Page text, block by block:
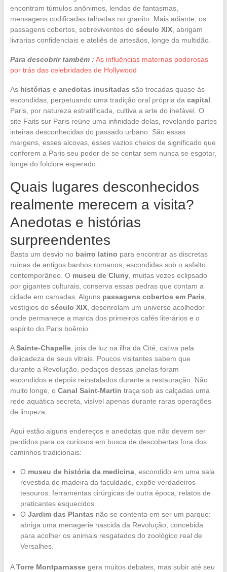
encontram túmulos anônimos, lendas de fantasmas,
mensagens codificadas talhadas no granito. Mais adiante, os
passagens cobertos, sobreviventes do século XIX, abrigam
livrarias confidenciais e ateliês de artesãos, longe da multidão.
Para descobrir também : As influências maternas poderosas
por trás das celebridades de Hollywood
As histórias e anedotas inusitadas são trocadas quase às
escondidas, perpetuando uma tradição oral própria da capital
Paris, por natureza estratificada, cultiva a arte do inefável. O
site Faits sur Paris reúne uma infinidade delas, revelando partes
inteiras desconhecidas do passado urbano. São essas
margens, esses alcovas, esses vazios cheios de significado que
conferem a Paris seu poder de se contar sem nunca se esgotar,
longe do folclore esperado.
Quais lugares desconhecidos
realmente merecem a visita?
Anedotas e histórias
surpreendentes
Basta um desvio no bairro latino para encontrar as discretas
ruínas de antigos banhos romanos, escondidas sob o asfalto
contemporâneo. O museu de Cluny, muitas vezes eclipsado
por gigantes culturais, conserva essas pedras que contam a
cidade em camadas. Alguns passagens cobertos em Paris
vestígios do século XIX, desenrolam um universo acolhedor
onde permanece a marca dos primeiros cafés literários e o
espírito do Paris boêmio.
ASainte-Chapelle, joia de luz na ilha da Cité, cativa pela
delicadeza de seus vitrais. Poucos visitantes sabem que
durante a Revolução, pedaços dessas janelas foram
escondidos e depois reinstalados durante a restauração. Não
muito longe, o Canal Saint-Martin traça sob as calçadas uma
rede aquática secreta, visível apenas durante raras operações
de limpeza.
Aqui estão alguns endereços e anedotas que não devem ser
perdidos para os curiosos em busca de descobertas fora dos
caminhos tradicionais:
O museu de história da medicina, escondido em uma sala
revestida de madeira da faculdade, expõe verdadeiros
tesouros: ferramentas cirúrgicas de outra época, relatos de
praticantes esquecidos.
O Jardim das Plantas não se contenta em ser um parque:
abriga uma menagerie nascida da Revolução, concebida
para acolher os animais resgatados do zoológico real de
Versalhes.
ATorre Montparnassegera muitos debates, mas subir até seu